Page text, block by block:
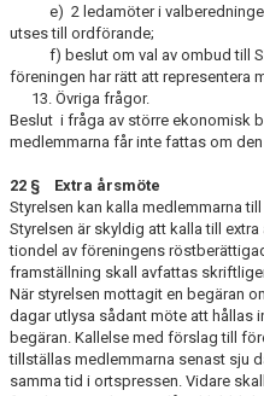
e) 2 ledamöter i valberedningen
utses till ordförande;
f) beslut om val av ombud till
förening­en har rätt att
13. Övriga frågor.
Beslut i fråga av större ekonomisk
medlemmarna får inte fattas om
22 § Extra årsmöte
Styrelsen kan kalla medlemmarna
Styrelsen är skyldig att kalla till
tiondel av föreningens
framställning skall avfattas
När styrelsen mottagit en begäran
dagar utlysa sådant möte att hållas
begäran. Kallelse med förslag till
tillställas medlemmarna senast sju
samma tid i ortspressen. Vidare